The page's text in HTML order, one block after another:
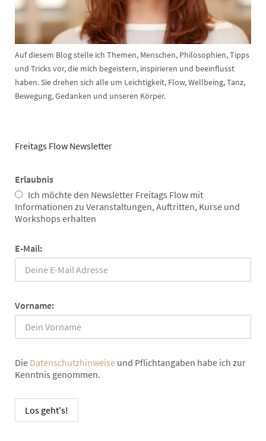
Auf diesem Blog stelle ich Themen, Menschen, Philosophien, Tipps
und Tricks vor, die mich begeistern, inspirieren und beeinflusst
haben. Sie drehen sich alle um Leichtigkeit, Flow, Wellbeing, Tanz,
Bewegung, Gedanken und unseren Körper.
Freitags Flow Newsletter
Erlaubnis
Ich möchte den Newsletter Freitags Flow mit
Informationen zu Veranstaltungen, Auftritten, Kurse und
Workshops erhalten
E-Mail:
Vorname:
Die Datenschutzhinweise und Pflichtangaben habe ich zur
Kenntnis genommen.